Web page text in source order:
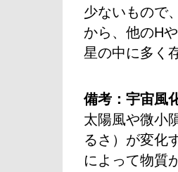
少ないもので
から、他のH
星の中に多く
備考：宇宙風
太陽風や微小
るさ）が変化
によって物質